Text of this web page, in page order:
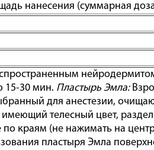
нанесения (суммарная
15-30 мин. Пластырь Эмла:
для анестезии,
имеющий телесный цвет,
по краям (не нажимать на
пластыря Эмла